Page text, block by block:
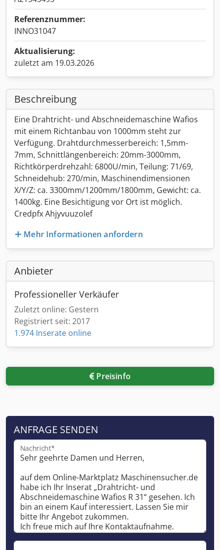
Referenznummer:
INNO31047
Aktualisierung:
zuletzt am 19.03.2026
Beschreibung
Eine Drahtricht- und Abschneidemaschine Wafios
mit einem Richtanbau von 1000mm steht zur
Verfügung. Drahtdurchmesserbereich: 1,5mm-
7mm, Schnittlängenbereich: 20mm-3000mm,
Richtkörperdrehzahl: 6800U/min, Teilung: 71/69,
Schneidehub: 270/min, Maschinendimensionen
X/Y/Z: ca. 3300mm/1200mm/1800mm, Gewicht: ca.
1400kg. Eine Besichtigung vor Ort ist möglich.
Credpfx Ahjyvuuzolef
Mehr Informationen anfordern
Anbieter
Professioneller Verkäufer
Zuletzt online: Gestern
Registriert seit: 2017
1.974 Inserate online
Preisinfo
ANFRAGE SENDEN
Nachricht*